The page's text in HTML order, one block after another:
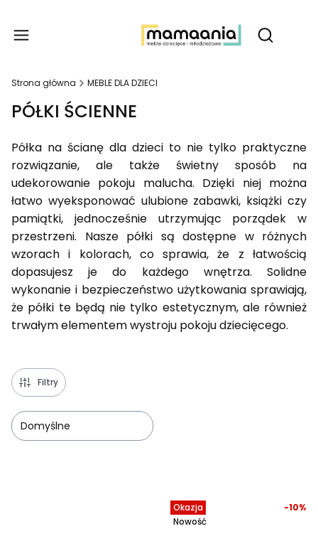
Otwórz
Strona główna MEBLE DLA DZIECI
PÓŁKI ŚCIENNE
Półka na ścianę dla dzieci to nie tylko praktyczne
rozwiązanie, ale także świetny sposób na
udekorowanie pokoju malucha. Dzięki niej można
łatwo wyeksponować ulubione zabawki, książki czy
pamiątki, jednocześnie utrzymując porządek w
przestrzeni. Nasze półki są dostępne w różnych
wzorach i kolorach, co sprawia, że z łatwością
dopasujesz je do każdego wnętrza. Solidne
wykonanie i bezpieczeństwo użytkowania sprawiają,
że półki te będą nie tylko estetycznym, ale również
trwałym elementem wystroju pokoju dziecięcego.
Filtry
Domyślne
Okazja
Nowość
-10%